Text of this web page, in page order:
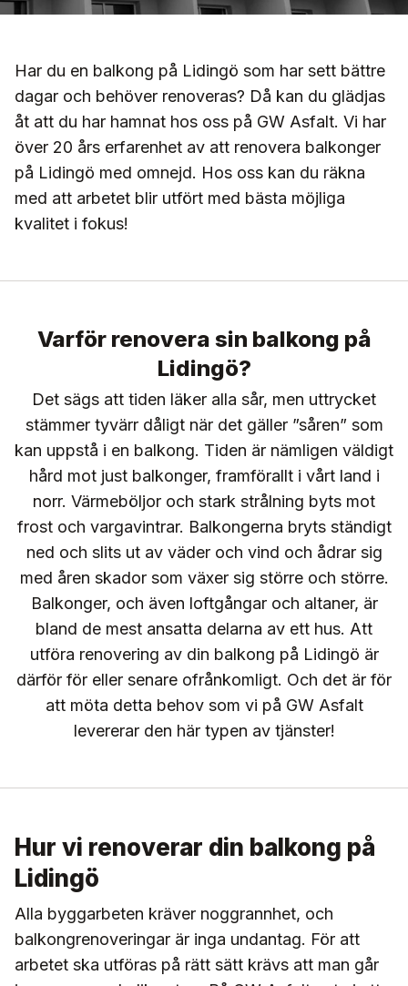
Har du en balkong på Lidingö som har sett bättre
dagar och behöver renoveras? Då kan du glädjas
åt att du har hamnat hos oss på GW Asfalt. Vi har
över 20 års erfarenhet av att renovera balkonger
på Lidingö med omnejd. Hos oss kan du räkna
med att arbetet blir utfört med bästa möjliga
kvalitet i fokus!
Varför renovera sin balkong på
Lidingö?
Det sägs att tiden läker alla sår, men uttrycket
stämmer tyvärr dåligt när det gäller ”såren” som
kan uppstå i en balkong. Tiden är nämligen väldigt
hård mot just balkonger, framförallt i vårt land i
norr. Värmeböljor och stark strålning byts mot
frost och vargavintrar. Balkongerna bryts ständigt
ned och slits ut av väder och vind och ådrar sig
med åren skador som växer sig större och större.
Balkonger, och även loftgångar och altaner, är
bland de mest ansatta delarna av ett hus. Att
utföra renovering av din balkong på Lidingö är
därför för eller senare ofrånkomligt. Och det är för
att möta detta behov som vi på GW Asfalt
levererar den här typen av tjänster!
Hur vi renoverar din balkong på
Lidingö
Alla byggarbeten kräver noggrannhet, och
balkongrenoveringar är inga undantag. För att
arbetet ska utföras på rätt sätt krävs att man går